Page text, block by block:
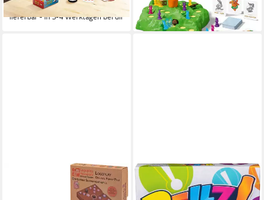
lieferbar - in 3-4 Werktagen bei dir
-33%
lieferbar - in 1-2 Werktagen bei dir